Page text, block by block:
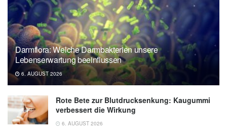
Darmflora: Welche Darmbakterien unsere
Lebenserwartung beeinflussen
6. AUGUST 2026
Rote Bete zur Blutdrucksenkung: Kaugummi
verbessert die Wirkung
6. AUGUST 2026